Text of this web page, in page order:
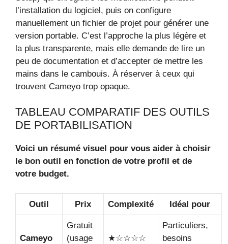
l’installation du logiciel, puis on configure
manuellement un fichier de projet pour générer une
version portable. C’est l’approche la plus légère et
la plus transparente, mais elle demande de lire un
peu de documentation et d’accepter de mettre les
mains dans le cambouis. À réserver à ceux qui
trouvent Cameyo trop opaque.
TABLEAU COMPARATIF DES OUTILS
DE PORTABILISATION
Voici un résumé visuel pour vous aider à choisir
le bon outil en fonction de votre profil et de
votre budget.
Outil Prix Complexité Idéal pour
Cameyo
Gratuit
(usage
★☆☆☆☆
Particuliers,
besoins